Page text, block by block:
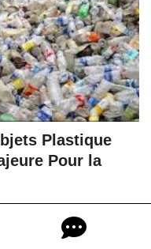
Plastique
Pour la